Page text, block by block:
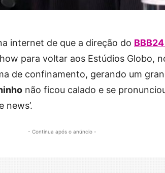
internet de que a direção do BBB24
para voltar aos Estúdios Globo,
de confinamento, gerando um
não ficou calado e se
news’.
- Continua após o anúncio -